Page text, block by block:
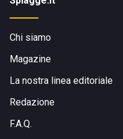
Chi siamo
Magazine
La nostra linea editoriale
Redazione
F.A.Q.